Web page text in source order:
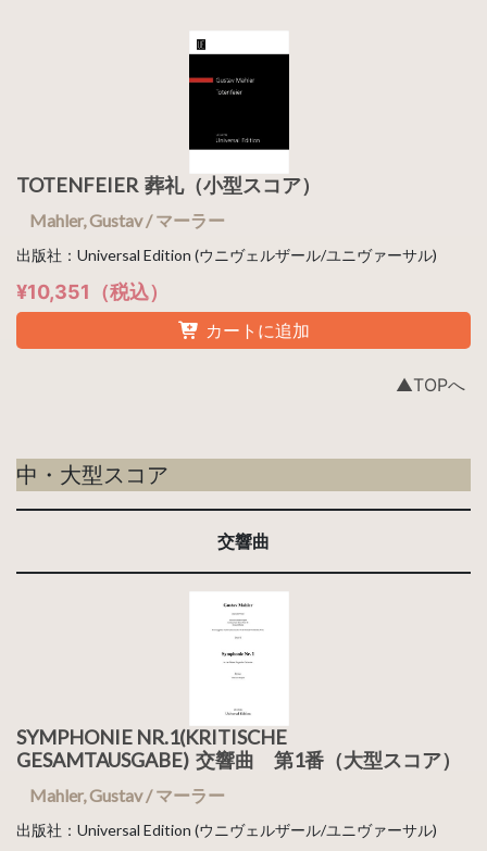
TOTENFEIER 葬礼（小型スコア）
Mahler, Gustav / マーラー
出版社：Universal Edition (ウニヴェルザール/ユニヴァーサル)
¥10,351（税込）
カートに追加
▲TOPへ
中・大型スコア
交響曲
SYMPHONIE NR.1(KRITISCHE
GESAMTAUSGABE) 交響曲 第1番（大型スコア）
Mahler, Gustav / マーラー
出版社：Universal Edition (ウニヴェルザール/ユニヴァーサル)